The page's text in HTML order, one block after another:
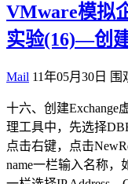
VMware模拟
实验(16)—创
Mail 11年05月30日 围
十六、创建Exchange
理工具中，先选择
点击右键，点击
name一栏输入名称，